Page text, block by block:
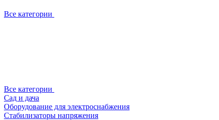
Все категории
Все категории
Сад и дача
Оборудование для электроснабжения
Стабилизаторы напряжения